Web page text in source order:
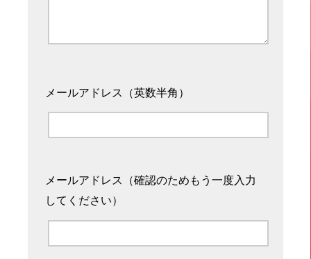
メールアドレス（英数半角）
メールアドレス（確認のためもう一度入力
してください）